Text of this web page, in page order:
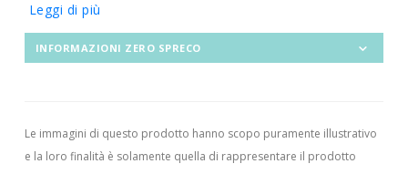
Leggi di più
INFORMAZIONI ZERO SPRECO
Le immagini di questo prodotto hanno scopo puramente illustrativo
e la loro finalità è solamente quella di rappresentare il prodotto